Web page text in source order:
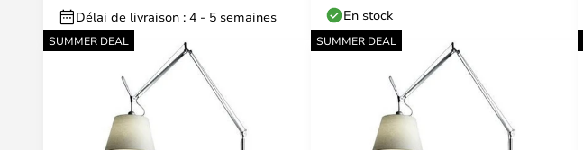
Délai de livraison : 4 - 5 semaines En stock
SUMMER DEAL SUMMER DEAL